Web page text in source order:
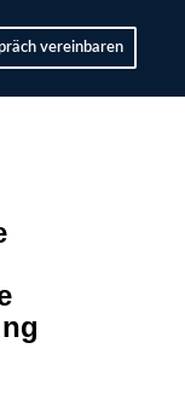
vereinbaren